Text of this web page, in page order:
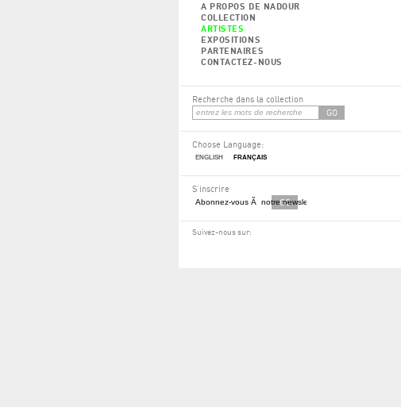
A PROPOS DE NADOUR
COLLECTION
ARTISTES
EXPOSITIONS
PARTENAIRES
CONTACTEZ-NOUS
Recherche dans la collection
GO
Choose Language:
ENGLISH FRANÇAIS
S'inscrire
GO
Suivez-nous sur: